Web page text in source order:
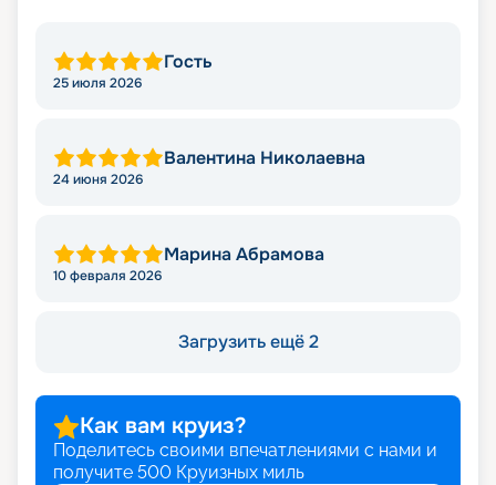
Гость
25 июля 2026
Валентина Николаевна
24 июня 2026
Марина Абрамова
10 февраля 2026
Загрузить ещё 2
Как вам круиз?
Поделитесь своими впечатлениями с нами и
получите 500 Круизных миль